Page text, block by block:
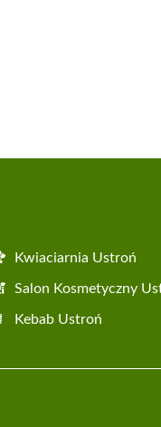
Kwiaciarnia Ustroń
Salon Kosmetyczny
Kebab Ustroń